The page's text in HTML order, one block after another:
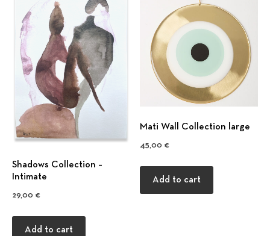
Shadows Collection –
Intimate
29,00 €
Add to cart
Mati Wall Collection large
45,00 €
Add to cart
Previous